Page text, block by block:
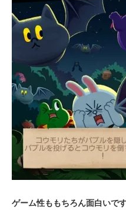
ゲーム性ももちろん面白いで